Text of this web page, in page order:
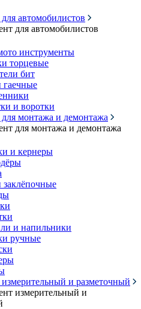
автомобилистов
для автомобилистов
инструменты
торцевые
бит
и воротки
монтажа и демонтажа
для монтажа и демонтажа
и кернеры
и напильники
ручные
и разметочный
измерительный и